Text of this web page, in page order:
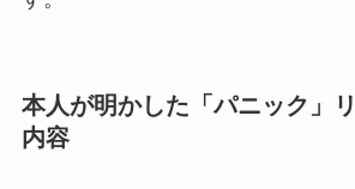
本人が明かした「パニック」
内容